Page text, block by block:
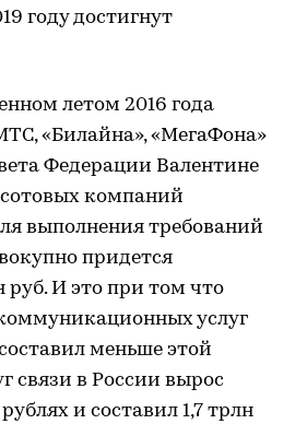
году достигнут
летом 2016 года
«Билайна», «МегаФона»
Федерации Валентине
компаний
выполнения требований
придется
руб. И это при том что
услуг
меньше этой
связи в России вырос
и составил 1,7 трлн